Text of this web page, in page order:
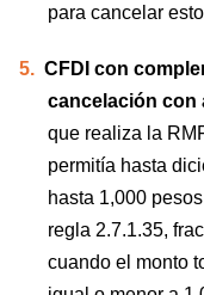
para cancelar
5. CFDI con
cancelación con
que realiza la
permitía hasta
hasta 1,000
regla 2.7.1.35,
cuando el monto